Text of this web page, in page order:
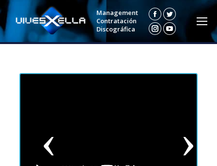
Management
Contratación
Discográfica
FacebookTwitter
Instagram
YouTube
Previous Next